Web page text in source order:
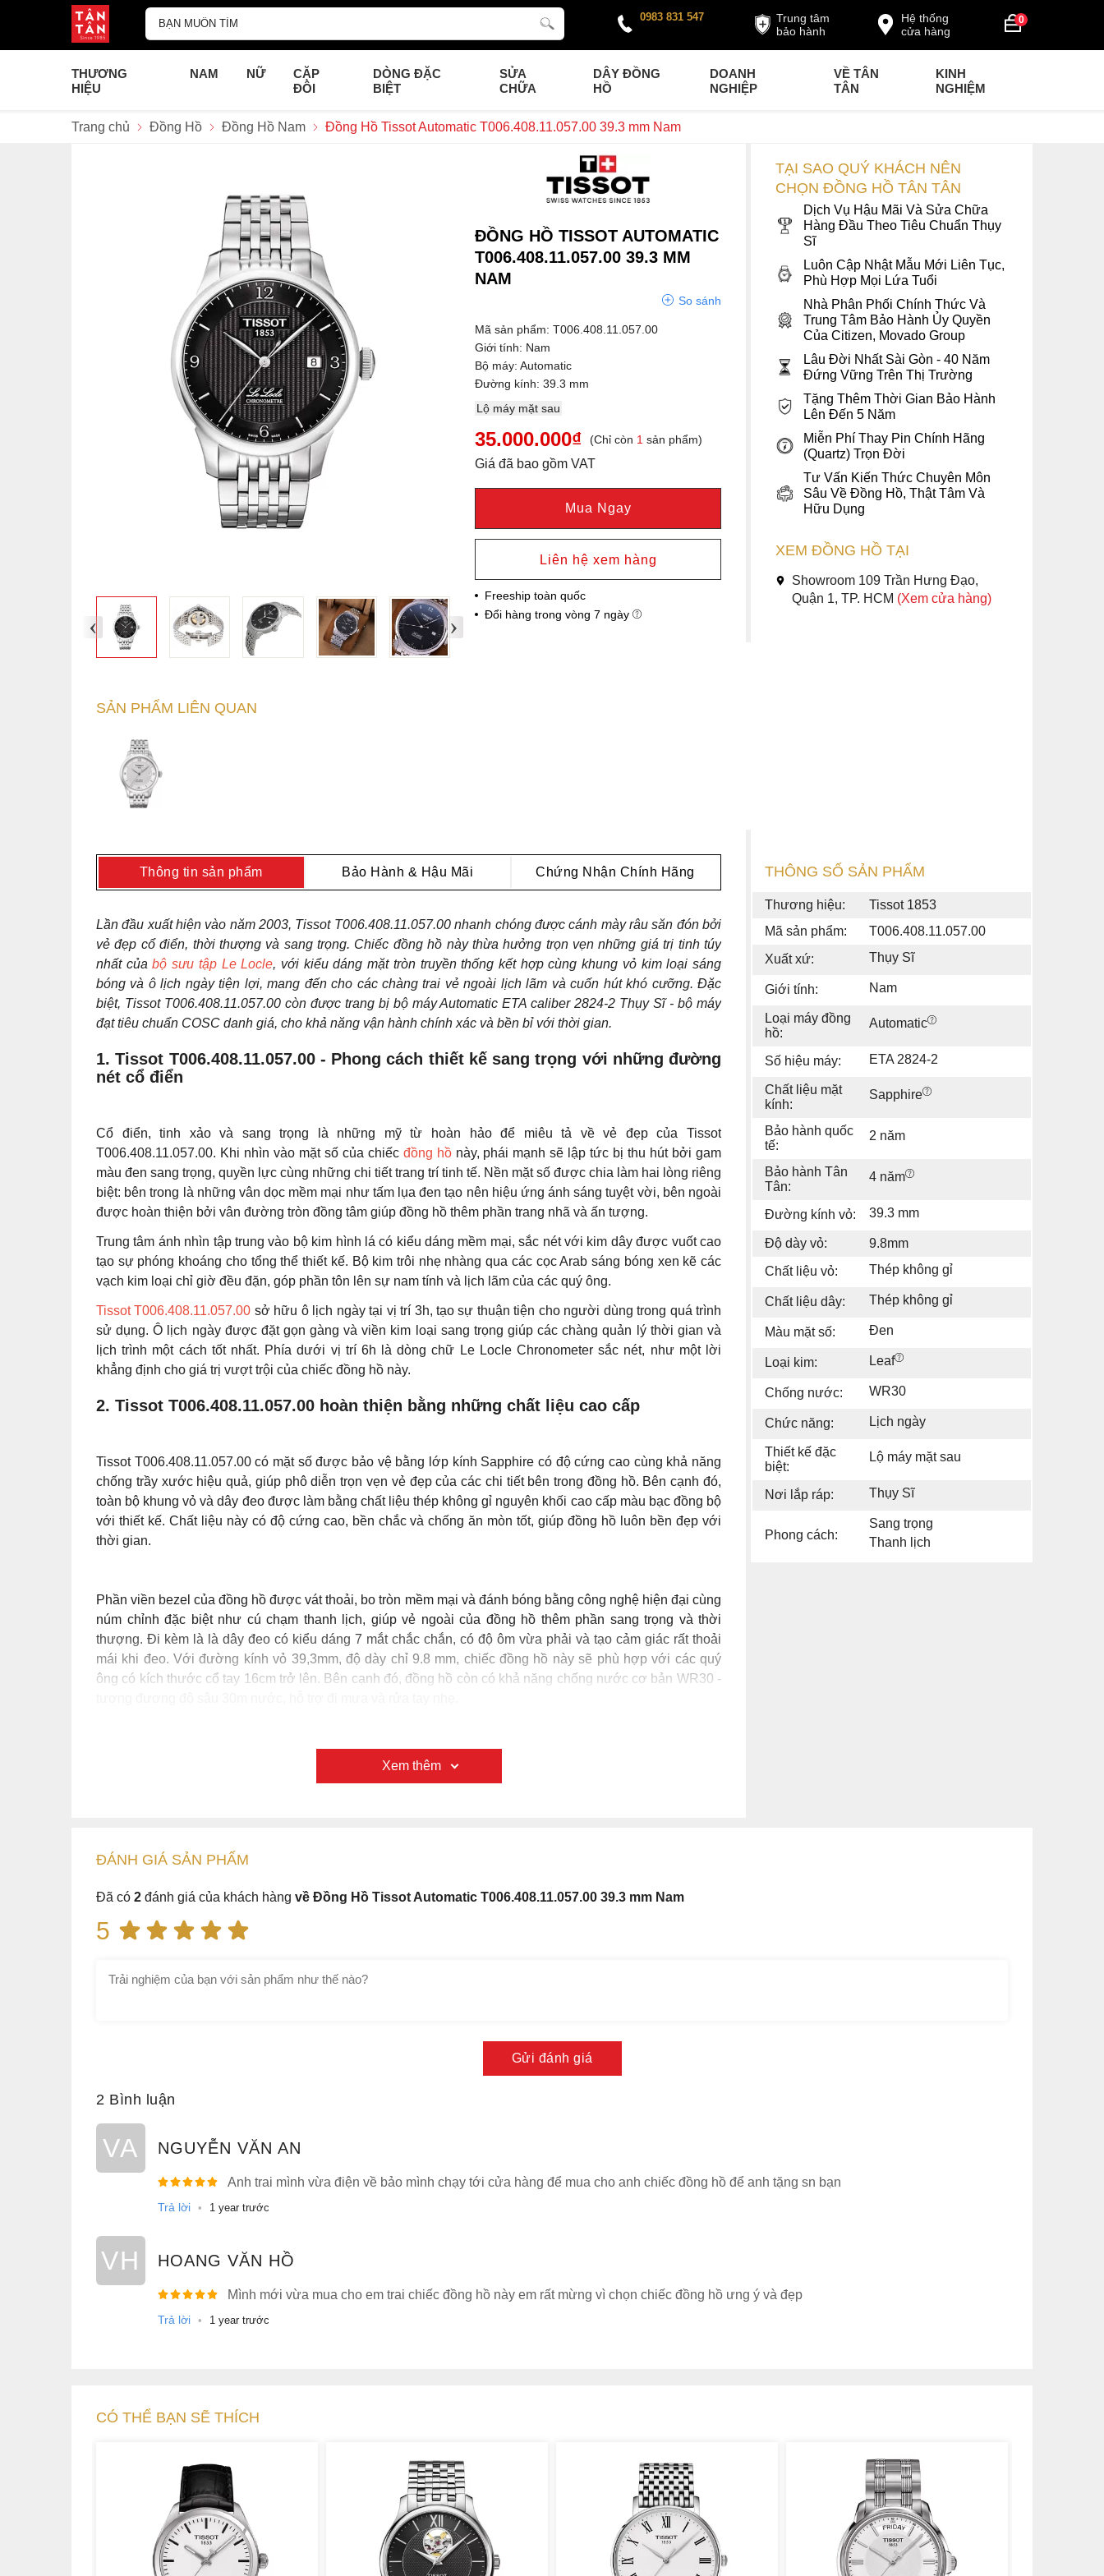
0
Hệ thống
cửa hàng
Trung tâm
bảo hành
0983 831 547
THƯƠNG
HIỆU
NAM NỮ
CẶP
ĐÔI
DÒNG ĐẶC
BIỆT
SỬA
CHỮA
DÂY ĐỒNG
HỒ
DOANH
NGHIỆP
VỀ TÂN
TÂN
KINH
NGHIỆM
Trang chủ Đồng Hồ Đồng Hồ Nam Đồng Hồ Tissot Automatic T006.408.11.057.00 39.3 mm Nam
‹ ›
ĐỒNG HỒ TISSOT AUTOMATIC
T006.408.11.057.00 39.3 MM
NAM
So sánh
Mã sản phẩm: T006.408.11.057.00
Giới tính: Nam
Bộ máy: Automatic
Đường kính: 39.3 mm
Lộ máy mặt sau
35.000.000₫ (Chỉ còn 1 sản phẩm)
Giá đã bao gồm VAT
Mua Ngay
Liên hệ xem hàng
Freeship toàn quốc
Đổi hàng trong vòng 7 ngày
SẢN PHẨM LIÊN QUAN
TẠI SAO QUÝ KHÁCH NÊN
CHỌN ĐỒNG HỒ TÂN TÂN
Dịch Vụ Hậu Mãi Và Sửa Chữa
Hàng Đầu Theo Tiêu Chuẩn Thụy
Sĩ
Luôn Cập Nhật Mẫu Mới Liên Tục,
Phù Hợp Mọi Lứa Tuổi
Nhà Phân Phối Chính Thức Và
Trung Tâm Bảo Hành Ủy Quyền
Của Citizen, Movado Group
Lâu Đời Nhất Sài Gòn - 40 Năm
Đứng Vững Trên Thị Trường
Tặng Thêm Thời Gian Bảo Hành
Lên Đến 5 Năm
Miễn Phí Thay Pin Chính Hãng
(Quartz) Trọn Đời
Tư Vấn Kiến Thức Chuyên Môn
Sâu Về Đồng Hồ, Thật Tâm Và
Hữu Dụng
XEM ĐỒNG HỒ TẠI
Showroom 109 Trần Hưng Đạo,
Quận 1, TP. HCM (Xem cửa hàng)
Thông tin sản phẩm Bảo Hành & Hậu Mãi Chứng Nhận Chính Hãng
Lần đầu xuất hiện vào năm 2003, Tissot T006.408.11.057.00 nhanh chóng được cánh mày râu săn đón bởi
vẻ đẹp cổ điển, thời thượng và sang trọng. Chiếc đồng hồ này thừa hưởng trọn vẹn những giá trị tinh túy
nhất củabộ sưu tập Le Locle, với kiểu dáng mặt tròn truyền thống kết hợp cùng khung vỏ kim loại sáng
bóng và ô lịch ngày tiện lợi, mang đến cho các chàng trai vẻ ngoài lịch lãm và cuốn hút khó cưỡng. Đặc
biệt, Tissot T006.408.11.057.00 còn được trang bị bộ máy Automatic ETA caliber 2824-2 Thụy Sĩ - bộ máy
đạt tiêu chuẩn COSC danh giá, cho khả năng vận hành chính xác và bền bỉ với thời gian.
1. Tissot T006.408.11.057.00 - Phong cách thiết kế sang trọng với những đường
nét cổ điển
Cổ điển, tinh xảo và sang trọng là những mỹ từ hoàn hảo để miêu tả về vẻ đẹp của Tissot
T006.408.11.057.00. Khi nhìn vào mặt số của chiếcđồng hồnày, phái mạnh sẽ lập tức bị thu hút bởi gam
màu đen sang trọng, quyền lực cùng những chi tiết trang trí tinh tế. Nền mặt số được chia làm hai lòng riêng
biệt: bên trong là những vân dọc mềm mại như tấm lụa đen tạo nên hiệu ứng ánh sáng tuyệt vời, bên ngoài
tạo sự phóng khoáng cho tổng thể thiết kế. Bộ kim trôi nhẹ nhàng qua các cọc Arab sáng bóng xen kẽ các
vạch kim loại chỉ giờ đều đặn, góp phần tôn lên sự nam tính và lịch lãm của các quý ông.
khẳng định cho giá trị vượt trội của chiếc đồng hồ này.
2. Tissot T006.408.11.057.00 hoàn thiện bằng những chất liệu cao cấp
toàn bộ khung vỏ và dây đeo được làm bằng chất liệu thép không gỉ nguyên khối cao cấp màu bạc đồng bộ
với thiết kế. Chất liệu này có độ cứng cao, bền chắc và chống ăn mòn tốt, giúp đồng hồ luôn bền đẹp với
Xem thêm
THÔNG SỐ SẢN PHẨM
Thương hiệu:
Tissot 1853
Mã sản phẩm:
T006.408.11.057.00
Xuất xứ:
Thụy Sĩ
Giới tính: Nam
Loại máy đồng
hồ:
Automatic
Số hiệu máy: ETA 2824-2
Chất liệu mặt
kính:
Sapphire
Bảo hành quốc
tế:
2 năm
Bảo hành Tân
Tân:
4 năm
Đường kính vỏ: 39.3 mm
Độ dày vỏ:
9.8mm
Chất liệu vỏ:
Thép không gỉ
Chất liệu dây: Thép không gỉ
Màu mặt số: Đen
Loại kim: Leaf
Chống nước: WR30
Chức năng: Lịch ngày
Thiết kế đặc
biệt:
Lộ máy mặt sau
Nơi lắp ráp: Thụy Sĩ
Phong cách:
Sang trọng
Thanh lịch
ĐÁNH GIÁ SẢN PHẤM
Đã có 2 đánh giá của khách hàng về Đồng Hồ Tissot Automatic T006.408.11.057.00 39.3 mm Nam
5
Gửi đánh giá
2 Bình luận
VA NGUYỄN VĂN AN
Anh trai mình vừa điện về bảo mình chạy tới cửa hàng để mua cho anh chiếc đồng hồ để anh tặng sn bạn
Trả lời • 1 year trước
VH HOANG VĂN HỒ
Mình mới vừa mua cho em trai chiếc đồng hồ này em rất mừng vì chọn chiếc đồng hồ ưng ý và đẹp
Trả lời • 1 year trước
CÓ THỂ BẠN SẼ THÍCH